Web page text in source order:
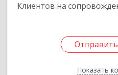
Клиентов на
Отправить
Показать
Отправить